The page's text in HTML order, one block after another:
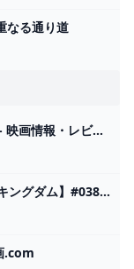
なる通り道
ザ・キングダム 伝説の騎士と魔法の王国 - 映画情報・レビュー・評価・あらすじ・動画配信 Filmarks映画
えっ？【ゼルダの伝説 ティアーズ オブ ザ キングダム】#038 - YouTube
.com